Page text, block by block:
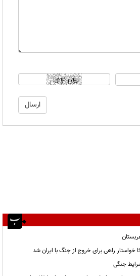
راهی برای خروج از جنگ با ایران شد
جنگی